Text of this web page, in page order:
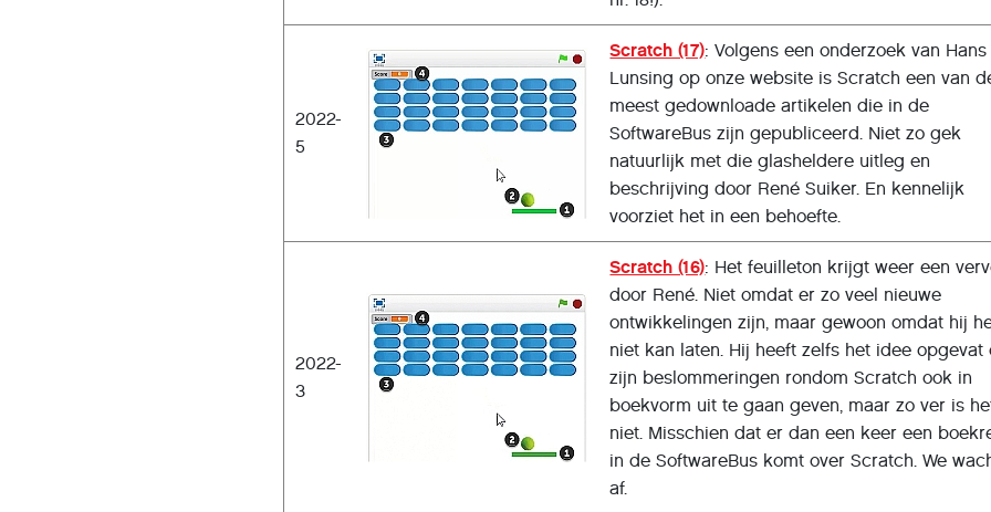
2022-
5
Scratch (17): Volgens een onderzoek van Hans
Lunsing op onze website is Scratch een van
meest gedownloade artikelen die in de
SoftwareBus zijn gepubliceerd. Niet zo gek
natuurlijk met die glasheldere uitleg en
beschrijving door René Suiker. En kennelijk
voorziet het in een behoefte.
2022-
3
Scratch (16): Het feuilleton krijgt weer een
door René. Niet omdat er zo veel nieuwe
ontwikkelingen zijn, maar gewoon omdat hij
niet kan laten. Hij heeft zelfs het idee opgevat
zijn beslommeringen rondom Scratch ook in
boekvorm uit te gaan geven, maar zo ver is
niet. Misschien dat er dan een keer een
in de SoftwareBus komt over Scratch. We
af.